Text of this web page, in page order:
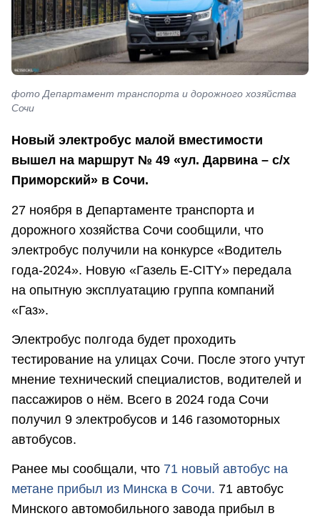
фото Департамент транспорта и дорожного хозяйства
Сочи
Новый электробус малой вместимости
вышел на маршрут № 49 «ул. Дарвина – с/х
Приморский» в Сочи.
27 ноября в Департаменте транспорта и
дорожного хозяйства Сочи сообщили, что
электробус получили на конкурсе «Водитель
года-2024». Новую «Газель Е-CITY» передала
на опытную эксплуатацию группа компаний
«Газ».
Электробус полгода будет проходить
тестирование на улицах Сочи. После этого учтут
мнение технический специалистов, водителей и
пассажиров о нём. Всего в 2024 года Сочи
получил 9 электробусов и 146 газомоторных
автобусов.
Ранее мы сообщали, что 71 новый автобус на
метане прибыл из Минска в Сочи. 71 автобус
Минского автомобильного завода прибыл в